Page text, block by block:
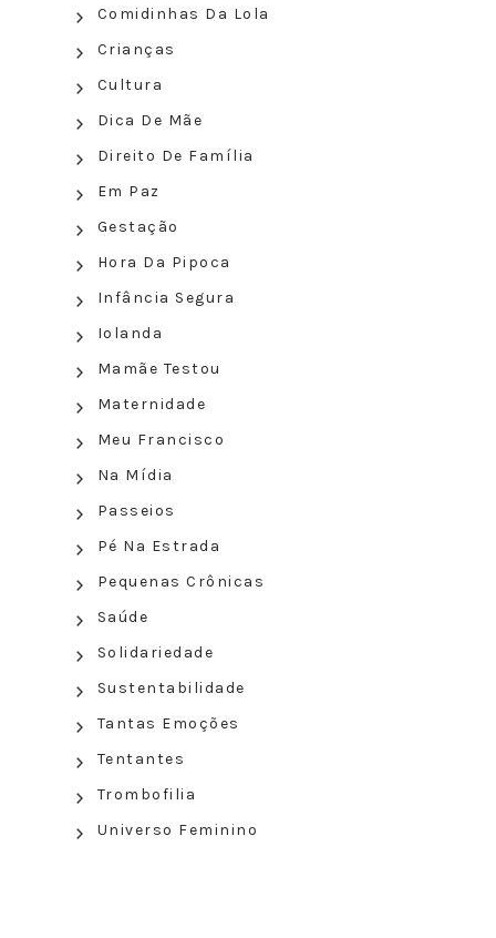
Comidinhas Da Lola
Crianças
Cultura
Dica De Mãe
Direito De Família
Em Paz
Gestação
Hora Da Pipoca
Infância Segura
Iolanda
Mamãe Testou
Maternidade
Meu Francisco
Na Mídia
Passeios
Pé Na Estrada
Pequenas Crônicas
Saúde
Solidariedade
Sustentabilidade
Tantas Emoções
Tentantes
Trombofilia
Universo Feminino